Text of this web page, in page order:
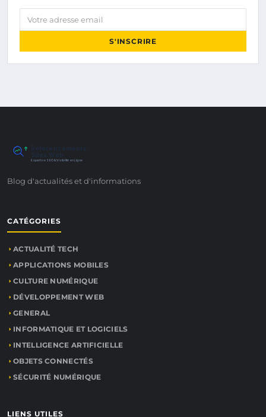
Votre adresse email
S'INSCRIRE
Sites Web
Expertise SEO & Visibilité en Ligne
Blog d'actualités et d'informations
CATÉGORIES
ACTUALITÉ TECH
APPLICATIONS MOBILES
CULTURE NUMÉRIQUE
DÉVELOPPEMENT WEB
GENERAL
INFORMATIQUE ET LOGICIELS
INTELLIGENCE ARTIFICIELLE
OBJETS CONNECTÉS
SÉCURITÉ NUMÉRIQUE
LIENS UTILES